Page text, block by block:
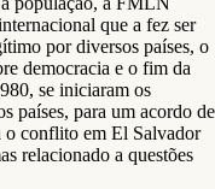
que a fez ser
por diversos países, o
democracia e o fim da
se iniciaram os
países, para um acordo de
o conflito em El Salvador
relacionado a questões